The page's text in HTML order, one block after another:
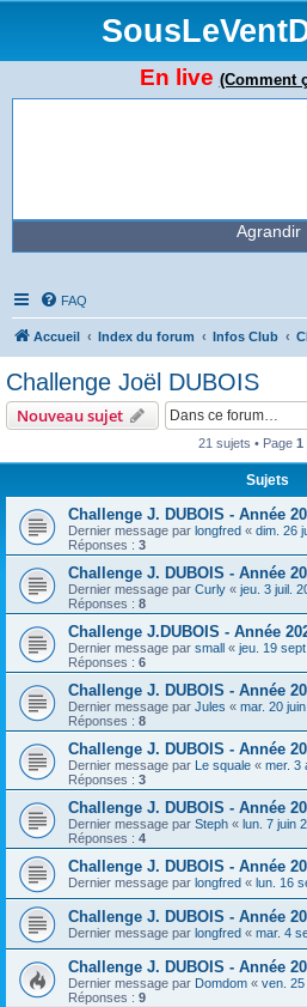
En live (Comment
Agrandir
FAQ
Accueil Index du forum Infos Club
Challenge Joël DUBOIS
Nouveau sujet
21 sujets • Page 1
Sujets
Challenge J. DUBOIS - Année
Dernier message par longfred « dim. 26
Réponses : 3
Challenge J. DUBOIS - Année
Dernier message par Curly « jeu. 3 juil.
Réponses : 8
Challenge J.DUBOIS - Année
Dernier message par small « jeu. 19
Réponses : 6
Challenge J. DUBOIS - Année
Dernier message par Jules « mar. 20
Réponses : 8
Challenge J. DUBOIS - Année
Dernier message par Le squale « mer. 3
Réponses : 3
Challenge J. DUBOIS - Année
Dernier message par Steph « lun. 7 juin
Réponses : 4
Challenge J. DUBOIS - Année
Dernier message par longfred « lun. 16
Challenge J. DUBOIS - Année
Dernier message par longfred « mar. 4
Challenge J. DUBOIS - Année
Dernier message par Domdom « ven. 25
Réponses : 9